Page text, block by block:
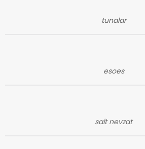
tunalar
esoes
sait nevzat